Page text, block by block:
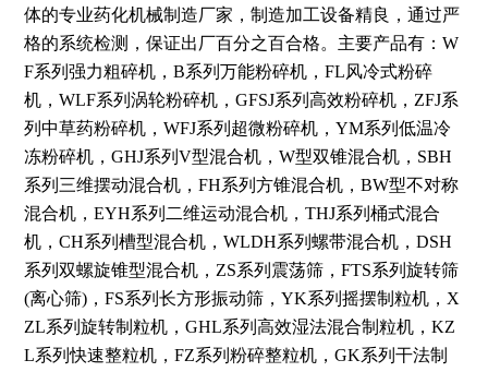
体的专业药化机械制造厂家，制造加工设备精良，通过严
格的系统检测，保证出厂百分之百合格。主要产品有：W
F系列强力粗碎机，B系列万能粉碎机，FL风冷式粉碎
机，WLF系列涡轮粉碎机，GFSJ系列高效粉碎机，ZFJ系
列中草药粉碎机，WFJ系列超微粉碎机，YM系列低温冷
冻粉碎机，GHJ系列V型混合机，W型双锥混合机，SBH
系列三维摆动混合机，FH系列方锥混合机，BW型不对称
混合机，EYH系列二维运动混合机，THJ系列桶式混合
机，CH系列槽型混合机，WLDH系列螺带混合机，DSH
系列双螺旋锥型混合机，ZS系列震荡筛，FTS系列旋转筛
(离心筛)，FS系列长方形振动筛，YK系列摇摆制粒机，X
ZL系列旋转制粒机，GHL系列高效湿法混合制粒机，KZ
L系列快速整粒机，FZ系列粉碎整粒机，GK系列干法制